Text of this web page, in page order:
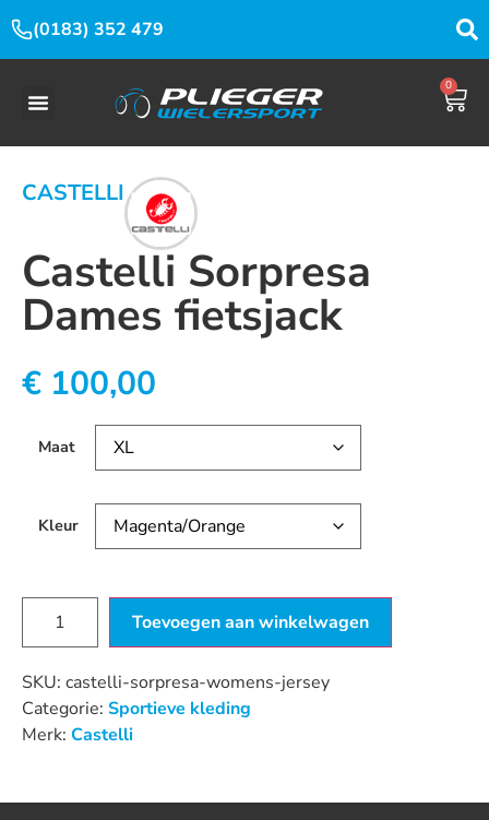
(0183) 352 479
0
CASTELLI
Castelli Sorpresa
Dames fietsjack
€ 100,00
Maat
Kleur
Toevoegen aan winkelwagen
SKU: castelli-sorpresa-womens-jersey
Categorie: Sportieve kleding
Merk: Castelli